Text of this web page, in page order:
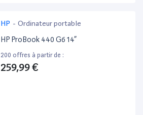
HP - Ordinateur portable
HP ProBook 440 G6 14”
200 offres à partir de :
259,99 €